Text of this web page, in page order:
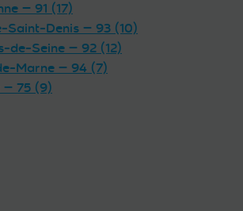
— 91 (17)
Saint-Denis — 93 (10)
de-Seine — 92 (12)
Marne — 94 (7)
— 75 (9)